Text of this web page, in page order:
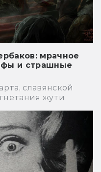
мрачное
и страшные
славянской
жути